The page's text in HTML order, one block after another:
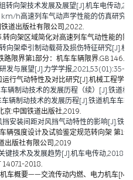
转向架技术发展及展望[J].机车电传动
h高速列车气动声学性能的仿真研究
道出版社有限公司,2022.
向架区域简化对高速列车气动性能的
向架牵引制动载荷及损伤特征研究[J].机
限界第1部分：机车车辆限界.GB
发与展望[J].力学学报,2021,53(01):35-
运行气动特性及对比研究[J].机械工程学
辆制动技术的发展历程（续）[J].铁道
辆制动技术的发展历程[J].铁道机车车
京:中国铁道出版社,2019.
挡安装间距对风挡气动特性的影响[J].铁
辆强度设计及试验鉴定规范转向架 第1
出版社有限公司,2019
键技术及发展趋势[J].机车电传动
2018.
车概要——交流传动内燃、电力机车[M].